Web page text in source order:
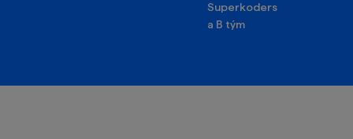
Superkoders
a B tým